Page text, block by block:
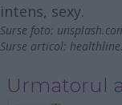
intens, sexy.
Surse foto:
Surse articol:
Urmatorul